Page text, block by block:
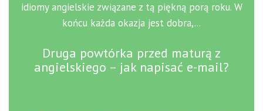
idiomy angielskie związane z tą piękną porą roku. W
końcu każda okazja jest dobra,...
Druga powtórka przed maturą z
angielskiego – jak napisać e-mail?